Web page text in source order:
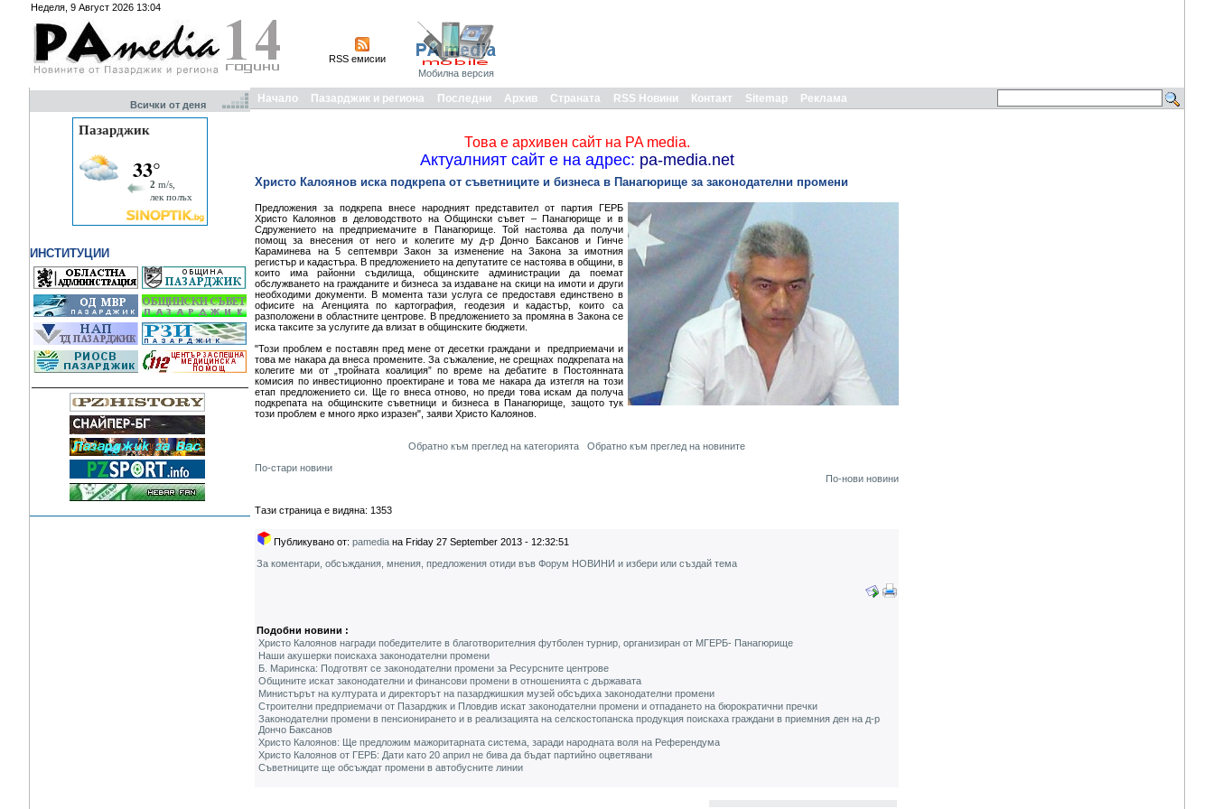
Неделя, 9 Август 2026 13:04
RSS емисии
Мобилна версия
Всички от деня
ИНСТИТУЦИИ
Начало Пазарджик и региона Последни Архив Страната RSS Новини Контакт Sitemap Реклама
Това е архивен сайт на PA media.
Актуалният сайт е на адрес: pa-media.net
Христо Калоянов иска подкрепа от съветниците и бизнеса в Панагюрище за законодателни промени
Предложения за подкрепа внесе народният представител от партия ГЕРБ
Христо Калоянов в деловодството на Общински съвет – Панагюрище и в
Сдружението на предприемачите в Панагюрище. Той настоява да получи
помощ за внесения от него и колегите му д-р Дончо Баксанов и Гинче
Караминева на 5 септември Закон за изменение на Закона за имотния
регистър и кадастъра. В предложението на депутатите се настоява в общини, в
които има районни съдилища, общинските администрации да поемат
обслужването на гражданите и бизнеса за издаване на скици на имоти и други
необходими документи. В момента тази услуга се предоставя единствено в
офисите на Агенцията по картография, геодезия и кадастър, които са
разположени в областните центрове. В предложението за промяна в Закона се
иска таксите за услугите да влизат в общинските бюджети.
"Този проблем е поставян пред мене от десетки граждани и предприемачи и
това ме накара да внеса промените. За съжаление, не срещнах подкрепата на
колегите ми от „тройната коалиция” по време на дебатите в Постоянната
комисия по инвестиционно проектиране и това ме накара да изтегля на този
етап предложението си. Ще го внеса отново, но преди това искам да получа
подкрепата на общинските съветници и бизнеса в Панагюрище, защото тук
този проблем е много ярко изразен", заяви Христо Калоянов.
Обратно към преглед на категорията
Обратно към преглед на новините
По-стари новини
По-нови новини
Тази страница е видяна: 1353
Публикувано от: pamedia на Friday 27 September 2013 - 12:32:51
За коментари, обсъждания, мнения, предложения отиди във Форум НОВИНИ и избери или създай тема
Подобни новини :
Христо Калоянов награди победителите в благотворителния футболен турнир, организиран от МГЕРБ- Панагюрище
Наши акушерки поискаха законодателни промени
Б. Маринска: Подготвят се законодателни промени за Ресурсните центрове
Общините искат законодателни и финансови промени в отношенията с държавата
Министърът на културата и директорът на пазарджишкия музей обсъдиха законодателни промени
Строителни предприемачи от Пазарджик и Пловдив искат законодателни промени и отпадането на бюрократични пречки
Законодателни промени в пенсионирането и в реализацията на селскостопанска продукция поискаха граждани в приемния ден на д-р
Дончо Баксанов
Христо Калоянов: Ще предложим мажоритарната система, заради народната воля на Референдума
Христо Калоянов от ГЕРБ: Дати като 20 април не бива да бъдат партийно оцветявани
Съветниците ще обсъждат промени в автобусните линии